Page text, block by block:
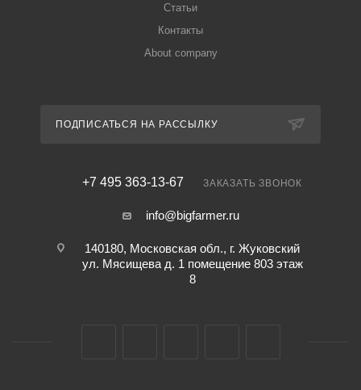
Статьи
Контакты
About company
ПОДПИСАТЬСЯ НА РАССЫЛКУ
+7 495 363-13-67 ЗАКАЗАТЬ ЗВОНОК
info@bigfarmer.ru
140180, Московская обл., г. Жуковский
ул. Мясищева д. 1 помещение 803 этаж
8